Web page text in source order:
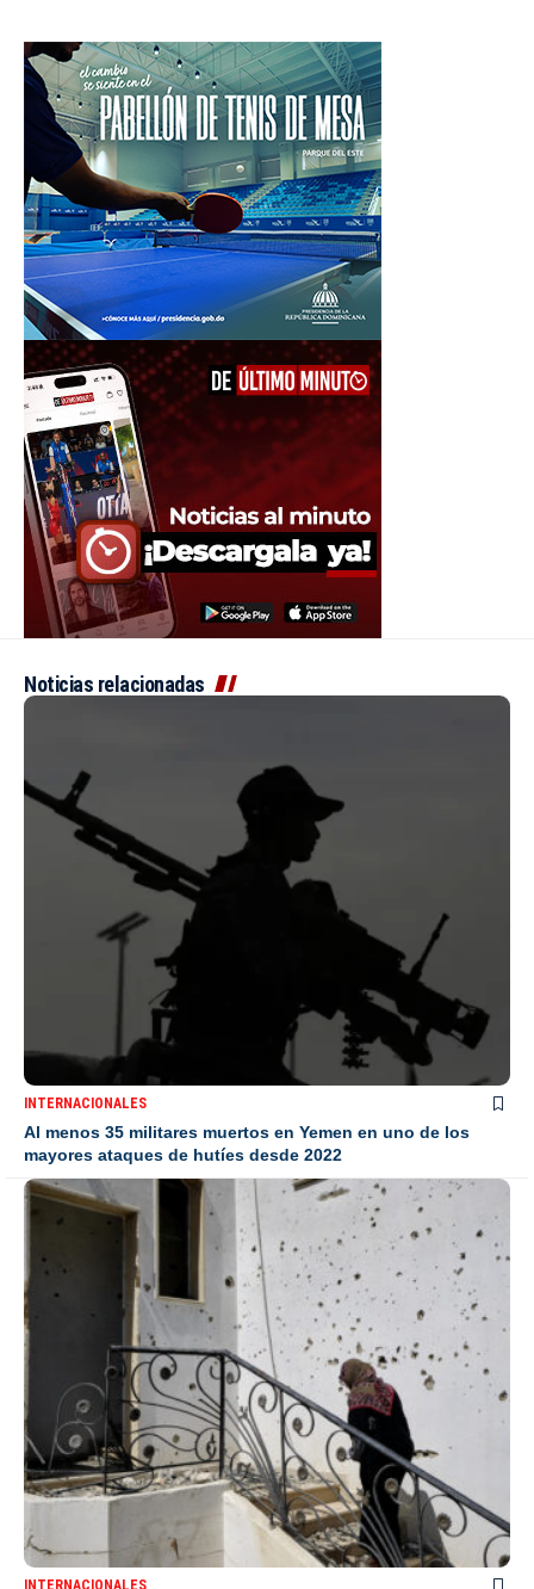
Noticias relacionadas
INTERNACIONALES
Al menos 35 militares muertos en Yemen en uno de los
mayores ataques de hutíes desde 2022
INTERNACIONALES